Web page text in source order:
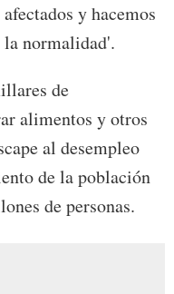
y hacemos
normalidad'.
de
alimentos y otros
al desempleo
de la población
de personas.